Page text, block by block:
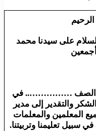
على سيدنا محمد
في الصف …………….. في
إلى مدير
والمعلمات
سبيل تعليمنا وتربيتنا.